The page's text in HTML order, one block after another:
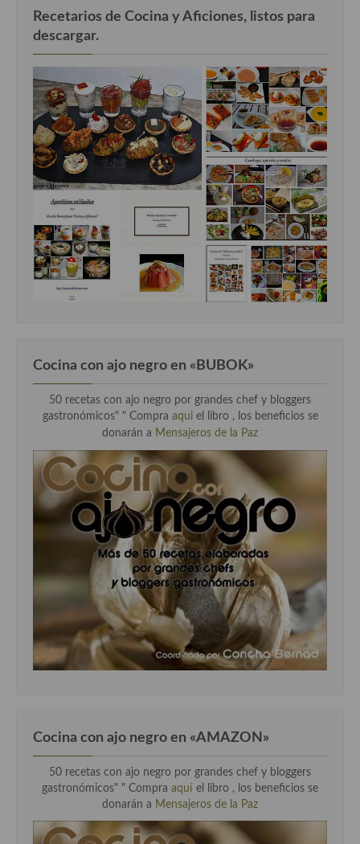
Recetarios de Cocina y Aficiones, listos para
descargar.
Cocina con ajo negro en «BUBOK»
50 recetas con ajo negro por grandes chef y bloggers
gastronómicos" " Compra aqui el libro , los beneficios se
donarán a Mensajeros de la Paz
Cocina con ajo negro en «AMAZON»
50 recetas con ajo negro por grandes chef y bloggers
gastronómicos" " Compra aquí el libro , los beneficios se
donarán a Mensajeros de la Paz